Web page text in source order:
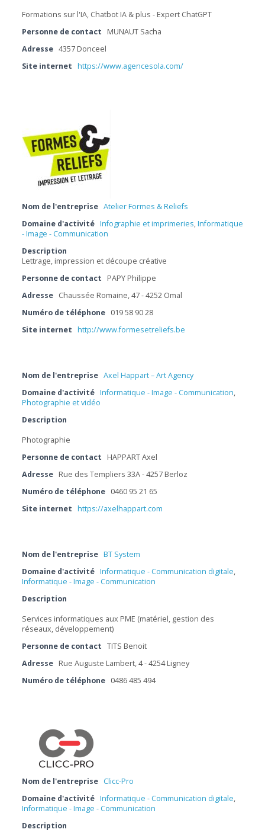
Formations sur l'IA, Chatbot IA & plus - Expert ChatGPT
Personne de contact
MUNAUT Sacha
Adresse 4357 Donceel
Site internet https://www.agencesola.com/
Nom de l'entreprise Atelier Formes & Reliefs
Domaine d'activité Infographie et imprimeries,Informatique
- Image - Communication
Description
Lettrage, impression et découpe créative
Personne de contact
PAPY Philippe
Adresse Chaussée Romaine, 47 - 4252 Omal
Numéro de téléphone 019 58 90 28
Site internet http://www.formesetreliefs.be
Nom de l'entreprise Axel Happart – Art Agency
Domaine d'activité Informatique - Image - Communication,
Photographie et vidéo
Description
Photographie
Personne de contact
HAPPART Axel
Adresse Rue des Templiers 33A - 4257 Berloz
Numéro de téléphone 0460 95 21 65
Site internet https://axelhappart.com
Nom de l'entreprise BT System
Domaine d'activité Informatique - Communication digitale,
Informatique - Image - Communication
Description
Services informatiques aux PME (matériel, gestion des
réseaux, développement)
Personne de contact TITS Benoit
Adresse Rue Auguste Lambert, 4 - 4254 Ligney
Numéro de téléphone 0486 485 494
Nom de l'entreprise Clicc-Pro
Domaine d'activité Informatique - Communication digitale,
Informatique - Image - Communication
Description